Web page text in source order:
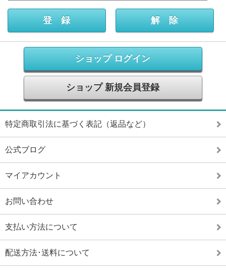
ショップ ログイン
ショップ 新規会員登録
特定商取引法に基づく表記（返品など）
公式ブログ
マイアカウント
お問い合わせ
支払い方法について
配送方法･送料について